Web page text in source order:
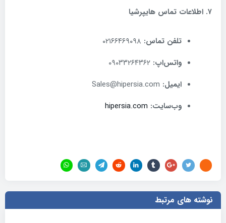
۷. اطلاعات تماس هایپرشیا
تلفن تماس:
واتس‌اپ:
ایمیل:
وب‌سایت:
hipersia.com
نوشته های مرتبط